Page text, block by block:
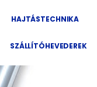
HAJTÁSTECHNIKA
SZÁLLÍTÓHEVEDEREK